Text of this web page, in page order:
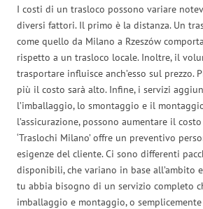
I costi di un trasloco possono variare
diversi fattori. Il primo è la distanza. Un
come quello da Milano a Rzeszów
rispetto a un trasloco locale. Inoltre, il
trasportare influisce anch’esso sul prezzo.
più il costo sarà alto. Infine, i servizi
l’imballaggio, lo smontaggio e il
l’assicurazione, possono aumentare il
‘Traslochi Milano’ offre un preventivo
esigenze del cliente. Ci sono differenti
disponibili, che variano in base all’ambito
tu abbia bisogno di un servizio completo
imballaggio e montaggio, o